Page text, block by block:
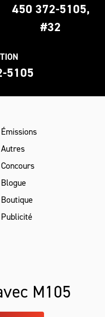
450 372-5105,
#32
5105
Émissions
Autres
Concours
Blogue
Boutique
Publicité
M105